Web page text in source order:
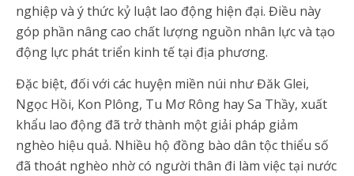
nghiệp và ý thức kỷ luật lao động hiện đại. Điều này
góp phần nâng cao chất lượng nguồn nhân lực và tạo
động lực phát triển kinh tế tại địa phương.
Đặc biệt, đối với các huyện miền núi như Đăk Glei,
Ngọc Hồi, Kon Plông, Tu Mơ Rông hay Sa Thầy, xuất
khẩu lao động đã trở thành một giải pháp giảm
nghèo hiệu quả. Nhiều hộ đồng bào dân tộc thiểu số
đã thoát nghèo nhờ có người thân đi làm việc tại nước